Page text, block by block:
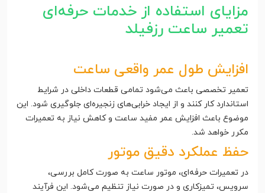
مزایای استفاده از خدمات حرفه‌ای
تعمیر ساعت رزفیلد
افزایش طول عمر واقعی ساعت
تعمیر تخصصی باعث می‌شود تمامی قطعات داخلی در شرایط
استاندارد کار کنند و از ایجاد خرابی‌های زنجیره‌ای جلوگیری شود. این
موضوع باعث افزایش عمر مفید ساعت و کاهش نیاز به تعمیرات
مکرر خواهد شد.
حفظ عملکرد دقیق موتور
در تعمیرات حرفه‌ای، موتور ساعت به صورت کامل بررسی،
سرویس، تمیزکاری و در صورت نیاز تنظیم می‌شود. این فرآیند